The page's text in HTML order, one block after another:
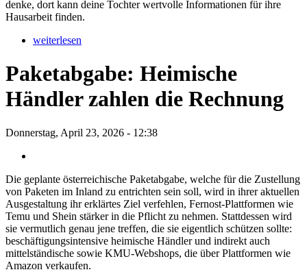
denke, dort kann deine Tochter wertvolle Informationen für ihre
Hausarbeit finden.
weiterlesen
Paketabgabe: Heimische
Händler zahlen die Rechnung
Donnerstag, April 23, 2026 - 12:38
Die geplante österreichische Paketabgabe, welche für die Zustellung
von Paketen im Inland zu entrichten sein soll, wird in ihrer aktuellen
Ausgestaltung ihr erklärtes Ziel verfehlen, Fernost-Plattformen wie
Temu und Shein stärker in die Pflicht zu nehmen. Stattdessen wird
sie vermutlich genau jene treffen, die sie eigentlich schützen sollte:
beschäftigungsintensive heimische Händler und indirekt auch
mittelständische sowie KMU-Webshops, die über Plattformen wie
Amazon verkaufen.